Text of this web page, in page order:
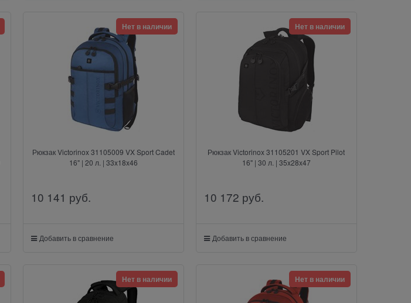
Рюкзак Victorinox 31105009 VX Sport Cadet
16" | 20 л. | 33x18x46
Нет в наличии
10 141 руб.
Добавить в сравнение
Рюкзак Victorinox 31105201 VX Sport Pilot
16" | 30 л. | 35x28x47
Нет в наличии
10 172 руб.
Добавить в сравнение
Нет в наличии Нет в наличии